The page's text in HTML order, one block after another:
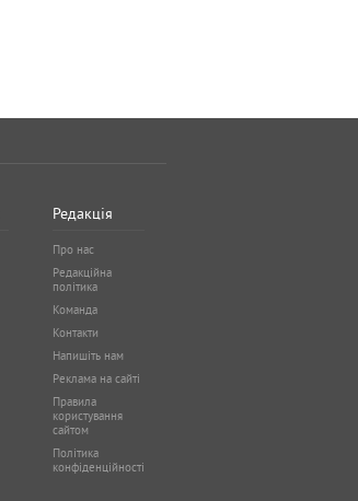
Редакція
Про нас
Редакційна
політика
Команда
Контакти
Напишіть нам
Реклама на сайті
Правила
користування
сайтом
Політика
конфіденційності